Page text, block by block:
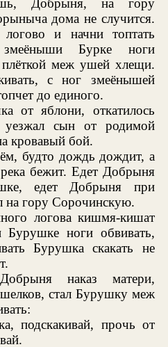
Добрыня, на гору
дома не случится.
и начни топтать
Бурке ноги
меж ушей хлещи.
с ног змеёнышей
до единого.
от яблони, откатилось
уезжал сын от родимой
кровавый бой.
будто дождь дождит, а
река бежит. Едет Добрыня
едет Добрыня при
на гору Сорочинскую.
логова кишмя-кишат
ноги обвивать,
Бурушка скакать не
наказ матери,
стал Бурушку меж
подскакивай, прочь от